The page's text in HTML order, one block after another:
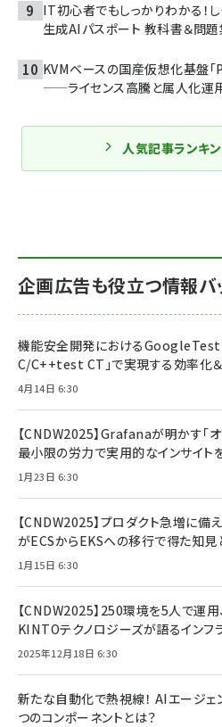
IT初心者でもしっかりわかる！
生成AIパスポート 教科書＆問題
KVMベースの国産仮想化基
——ライセンス高騰と属人化運
人気記事ランキ
企画広告も役立つ情報バ
機能安全開発における
C/C++test CT」で実現する効率化
4月14日 6:30
【CNDW2025】Grafanaが明かす「
最小限の労力で実用的なインサイト
1月23日 6:30
【CNDW2025】プロダクト急増に備
がECSからEKSへの移行で得た知見
1月15日 6:30
【CNDW2025】250環境を5人で運
KINTOテクノロジーズが語るインフ
2025年12月18日 6:30
新たな自動化で熱視線！ AIエージェ
つのコンポーネントとは？